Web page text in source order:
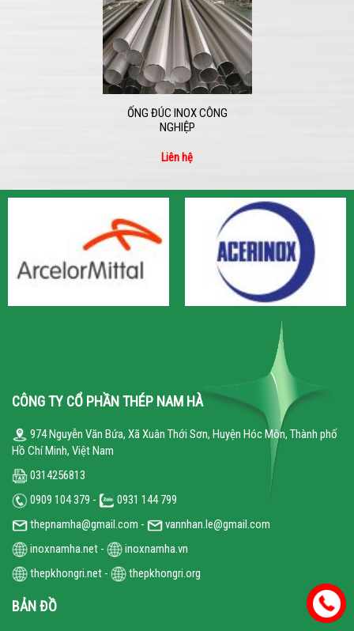
ỐNG ĐÚC INOX CÔNG
NGHIỆP
Liên hệ
CÔNG TY CỔ PHẦN THÉP NAM HÀ
974 Nguyễn Văn Bứa, Xã Xuân Thới Sơn, Huyện Hóc Môn, Thành phố
Hồ Chí Minh, Việt Nam
0314256813
0909 104 379 -
0931 144 799
thepnamha@gmail.com -
vannhan.le@gmail.com
inoxnamha.net -
inoxnamha.vn
thepkhongri.net - thepkhongri.org
BẢN ĐỒ